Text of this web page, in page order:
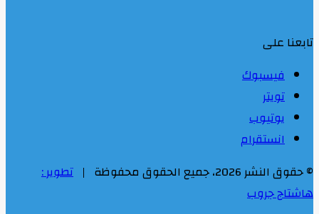
تابعنا على
فيسبوك
تويتر
يوتيوب
انستقرام
© حقوق النشر 2026، جميع الحقوق محفوظة |
تطوير :
هاشتاج جروب